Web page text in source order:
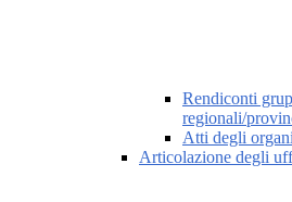
Rendiconti
regionali/
Atti degli
Articolazione degli